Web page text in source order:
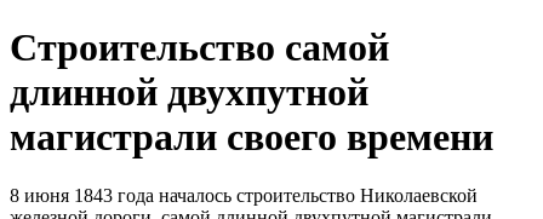
Cтроительство самой
длинной двухпутной
магистрали своего времени
8 июня 1843 года началось строительство Николаевской